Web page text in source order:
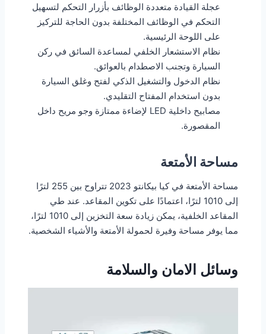
عجلة القيادة متعددة الوظائف بأزرار التحكم لتسهيل
التحكم في الوظائف المختلفة بدون الحاجة للتركيز
على اللوحة الرئيسية.
نظام الاستشعار الخلفي لمساعدة السائق في ركن
السيارة وتجنب الاصطدام بالعوائق.
نظام الدخول والتشغيل الذكي لفتح وغلق السيارة
بدون استخدام المفتاح التقليدي.
مصابيح داخلية LED لإضاءة ممتازة وجو مريح داخل
المقصورة.
مساحة الأمتعة
مساحة الأمتعة في كيا بيكانتو 2023 تتراوح بين 255 لترًا
إلى 1010 لترًا، اعتمادًا على تكوين المقاعد. عند طي
المقاعد الخلفية، يمكن زيادة سعة التخزين إلى 1010 لترًا،
مما يوفر مساحة وفيرة لحمولة الأمتعة والأشياء الشخصية.
وسائل الامان والسلامة